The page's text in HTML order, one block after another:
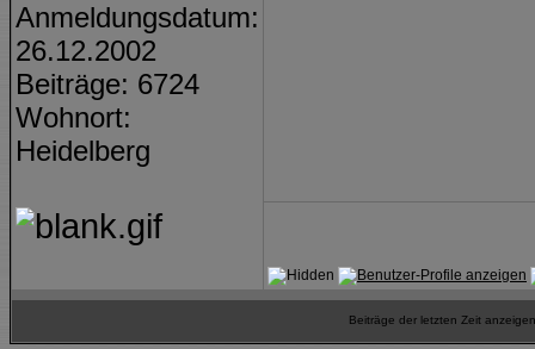
Anmeldungsdatum:
26.12.2002
Beiträge: 6724
Wohnort:
Heidelberg
Beiträge der letzten Zeit